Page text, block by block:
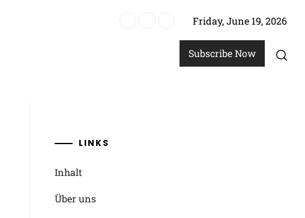
Friday, June 19, 2026
Subscribe Now
LINKS
Inhalt
Über uns